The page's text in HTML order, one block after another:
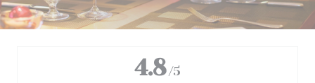
4.8 /5